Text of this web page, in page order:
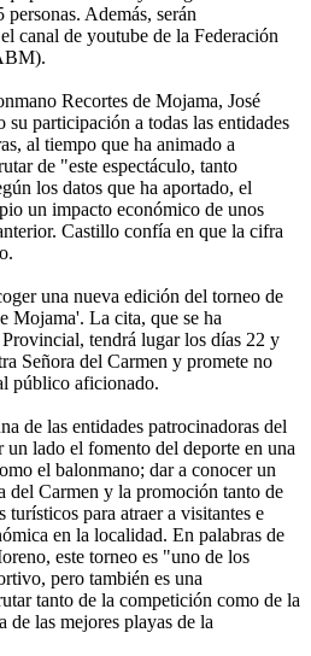
Además, serán
canal de youtube de la Federación
Recortes de Mojama, José
participación a todas las entidades
al tiempo que ha animado a
de "este espectáculo, tanto
los datos que ha aportado, el
un impacto económico de unos
Castillo confía en que la cifra
una nueva edición del torneo de
Mojama'. La cita, que se ha
tendrá lugar los días 22 y
Señora del Carmen y promete no
público aficionado.
de las entidades patrocinadoras del
un lado el fomento del deporte en una
el balonmano; dar a conocer un
del Carmen y la promoción tanto de
turísticos para atraer a visitantes e
en la localidad. En palabras de
este torneo es "uno de los
pero también es una
tanto de la competición como de la
las mejores playas de la